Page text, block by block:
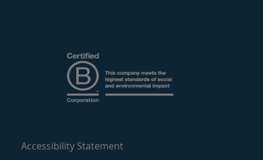
Accessibility Statement